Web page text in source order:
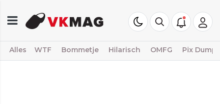
Alles WTF Bommetje Hilarisch OMFG Pix Dump